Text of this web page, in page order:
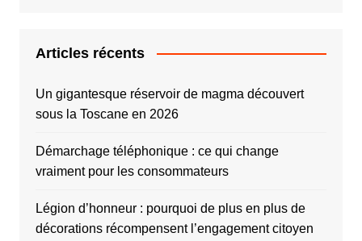
Articles récents
Un gigantesque réservoir de magma découvert
sous la Toscane en 2026
Démarchage téléphonique : ce qui change
vraiment pour les consommateurs
Légion d’honneur : pourquoi de plus en plus de
décorations récompensent l’engagement citoyen